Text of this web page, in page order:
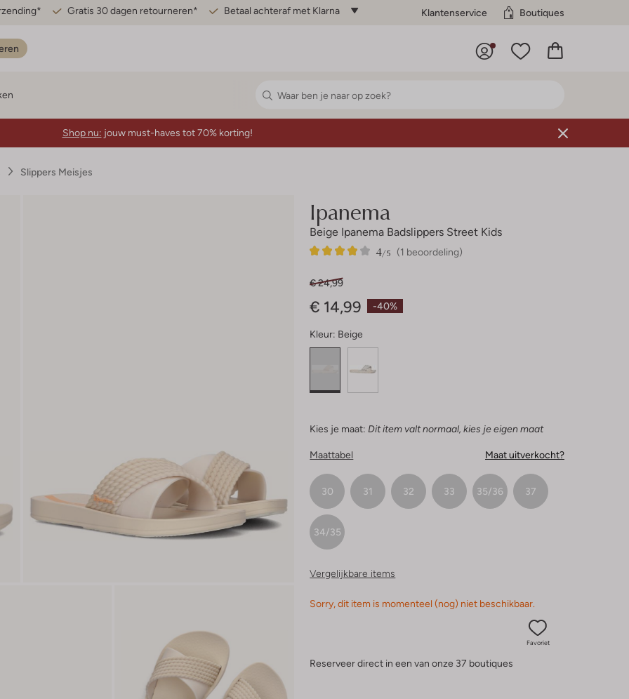
Gratis 30 dagen retourneren* Betaal achteraf met Klarna Klantenservice Boutiques
Shop nu: jouw must-haves tot 70% korting!
Slippers Meisjes
Ipanema
Beige Ipanema Badslippers Street Kids
(1 beoordeling)
4/5
1
4
-40%
€ 24,99
€ 14,99
Kleur: Beige
Kies je maat: Dit item valt normaal, kies je eigen maat
Maattabel Maat uitverkocht?
30 31 32 33 35/36 37
34/35
Vergelijkbare items
Sorry, dit item is momenteel (nog) niet beschikbaar.
Favoriet
Reserveer direct in een van onze 37 boutiques